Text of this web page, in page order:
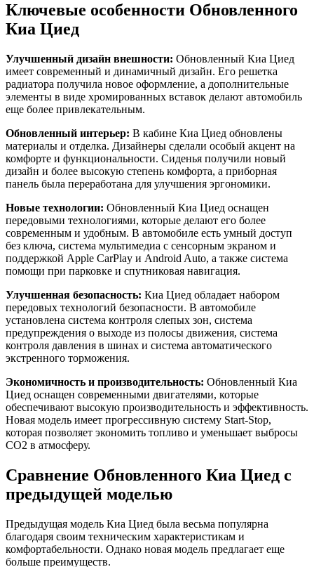
Ключевые особенности Обновленного
Киа Циед
Улучшенный дизайн внешности: Обновленный Киа Циед
имеет современный и динамичный дизайн. Его решетка
радиатора получила новое оформление, а дополнительные
элементы в виде хромированных вставок делают автомобиль
еще более привлекательным.
Обновленный интерьер: В кабине Киа Циед обновлены
материалы и отделка. Дизайнеры сделали особый акцент на
комфорте и функциональности. Сиденья получили новый
дизайн и более высокую степень комфорта, а приборная
панель была переработана для улучшения эргономики.
Новые технологии: Обновленный Киа Циед оснащен
передовыми технологиями, которые делают его более
современным и удобным. В автомобиле есть умный доступ
без ключа, система мультимедиа с сенсорным экраном и
поддержкой Apple CarPlay и Android Auto, а также система
помощи при парковке и спутниковая навигация.
Улучшенная безопасность: Киа Циед обладает набором
передовых технологий безопасности. В автомобиле
установлена система контроля слепых зон, система
предупреждения о выходе из полосы движения, система
контроля давления в шинах и система автоматического
экстренного торможения.
Экономичность и производительность: Обновленный Киа
Циед оснащен современными двигателями, которые
обеспечивают высокую производительность и эффективность.
Новая модель имеет прогрессивную систему Start-Stop,
которая позволяет экономить топливо и уменьшает выбросы
CO2 в атмосферу.
Сравнение Обновленного Киа Циед с
предыдущей моделью
Предыдущая модель Киа Циед была весьма популярна
благодаря своим техническим характеристикам и
комфортабельности. Однако новая модель предлагает еще
больше преимуществ.